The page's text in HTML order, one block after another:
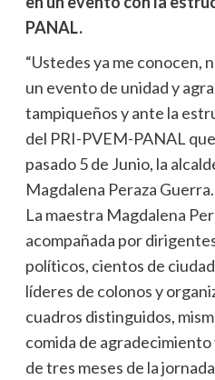
PANAL.
“Ustedes ya me conocen,
un evento de unidad y
tampiqueños y ante la
del PRI-PVEM-PANAL
pasado 5 de Junio, la
Magdalena Peraza Guerra.
La maestra Magdalena
acompañada por
políticos, cientos de
líderes de colonos y
cuadros distinguidos,
comida de agradecimiento
de tres meses de la